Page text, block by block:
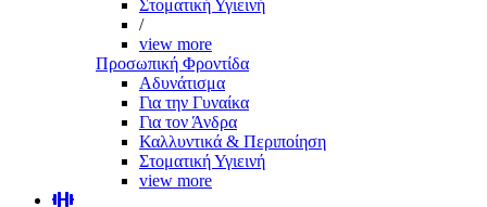
Στοματική Υγιεινή
/
view more
Προσωπική Φροντίδα
Αδυνάτισμα
Για την Γυναίκα
Για τον Άνδρα
Καλλυντικά & Περιποίηση
Στοματική Υγιεινή
view more